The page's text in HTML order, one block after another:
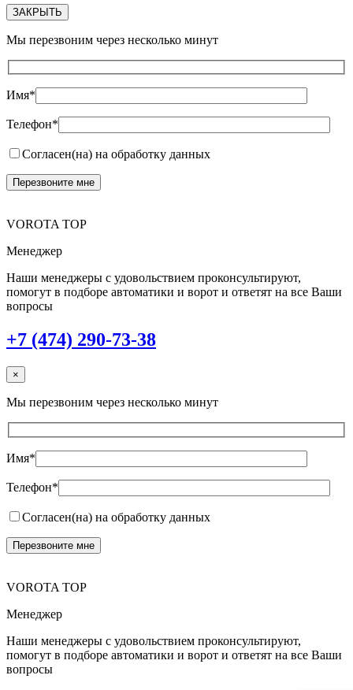
ЗАКРЫТЬ
Мы перезвоним через несколько минут
Имя*
Телефон*
Согласен(на) на обработку данных
VOROTA TOP
Менеджер
Наши менеджеры с удовольствием проконсультируют,
помогут в подборе автоматики и ворот и ответят на все Ваши
вопросы
+7 (474) 290-73-38
×
Мы перезвоним через несколько минут
Имя*
Телефон*
Согласен(на) на обработку данных
VOROTA TOP
Менеджер
Наши менеджеры с удовольствием проконсультируют,
помогут в подборе автоматики и ворот и ответят на все Ваши
вопросы